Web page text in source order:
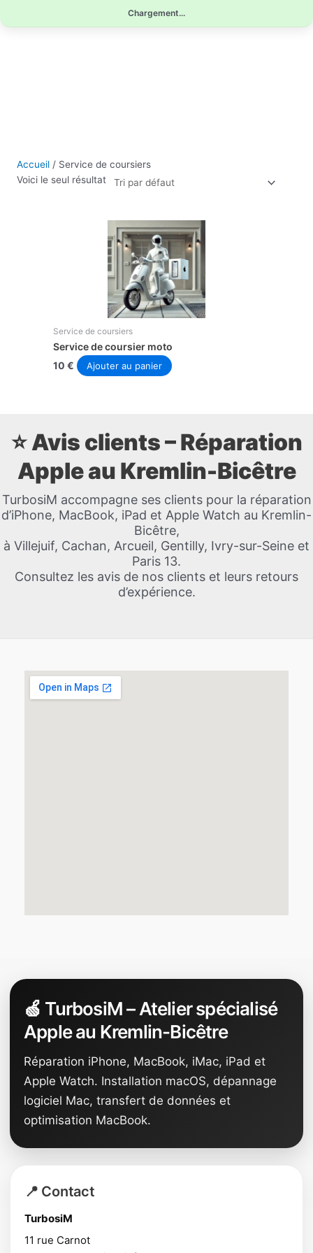
Chargement...
au
Accueil / Service de coursiers
Voici le seul résultat
Service de coursiers
Service de coursier moto
10 € Ajouter au panier
⭐ Avis clients – Réparation
Apple au Kremlin-Bicêtre
TurbosiM accompagne ses clients pour la réparation
d’iPhone, MacBook, iPad et Apple Watch au Kremlin-
Bicêtre,
à Villejuif, Cachan, Arcueil, Gentilly, Ivry-sur-Seine et
Paris 13.
Consultez les avis de nos clients et leurs retours
d’expérience.
🍏 TurbosiM – Atelier spécialisé
Apple au Kremlin-Bicêtre
Réparation iPhone, MacBook, iMac, iPad et
Apple Watch. Installation macOS, dépannage
logiciel Mac, transfert de données et
optimisation MacBook.
📍 Contact
TurbosiM
11 rue Carnot